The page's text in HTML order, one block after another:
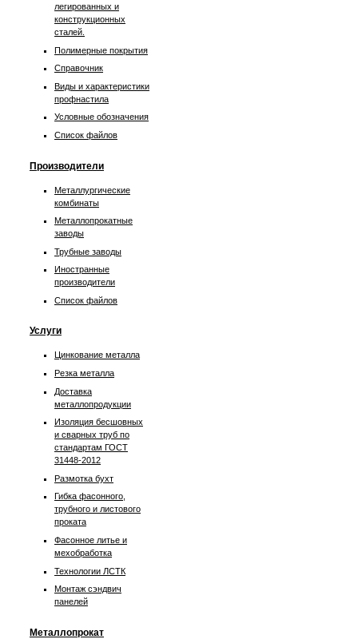
легированных и
конструкционных
сталей.
Полимерные покрытия
Справочник
Виды и характеристики
профнастила
Условные обозначения
Список файлов
Производители
Металлургические
комбинаты
Металлопрокатные
заводы
Трубные заводы
Иностранные
производители
Список файлов
Услуги
Цинкование металла
Резка металла
Доставка
металлопродукции
Изоляция бесшовных
и сварных труб по
стандартам ГОСТ
31448-2012
Размотка бухт
Гибка фасонного,
трубного и листового
проката
Фасонное литье и
мехобработка
Технологии ЛСТК
Монтаж сэндвич
панелей
Металлопрокат